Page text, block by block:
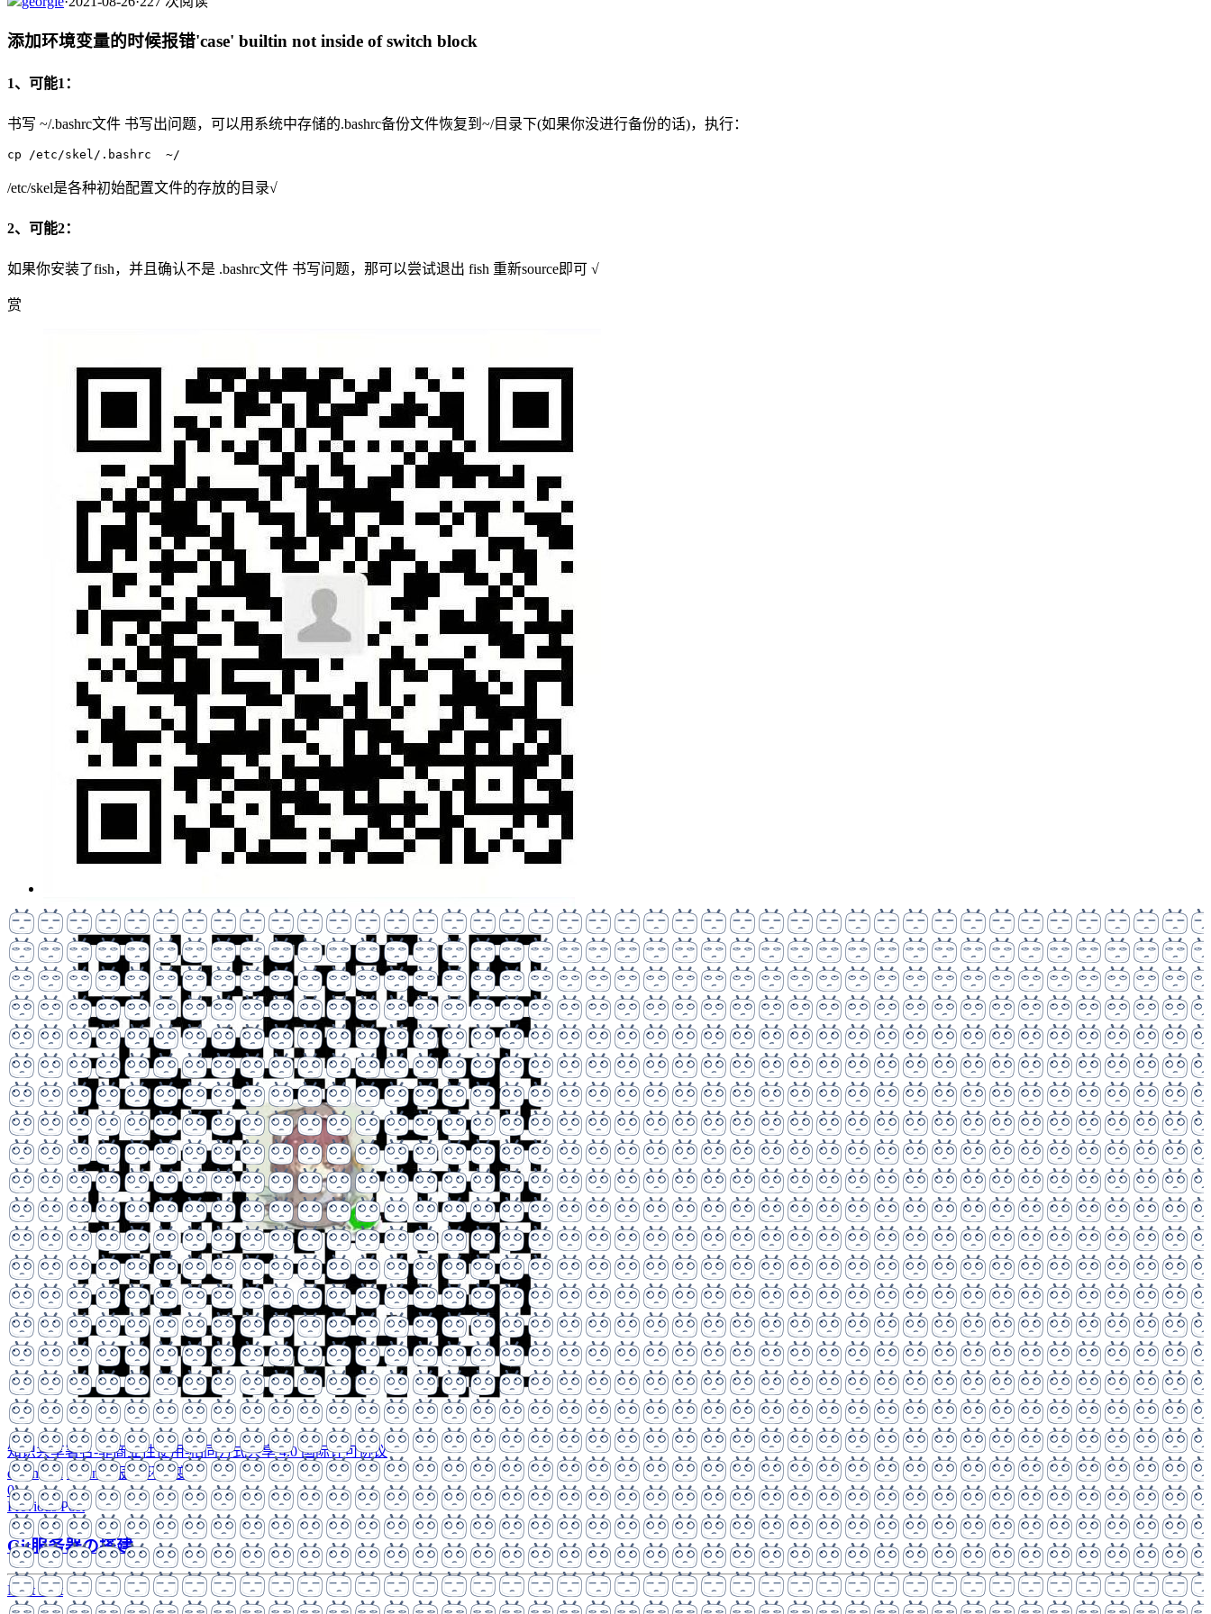
添加环境变量的时候报错'case' builtin not inside of switch block
1、可能1：
书写 ~/.bashrc文件 书写出问题，可以用系统中存储的.bashrc备份文件恢复到~/目录下(如果你没进行备份的话)，执行：
cp /etc/skel/.bashrc  ~/
/etc/skel是各种初始配置文件的存放的目录√
2、可能2：
如果你安装了fish，并且确认不是 .bashrc文件 书写问题，那可以尝试退出 fish 重新source即可 √
赏
知识共享署名-非商业性使用-相同方式共享 4.0 国际许可协议
debin fish Ubuntu 报错 环境变量
0
Previous Post
Git服务器の搭建
Next Post